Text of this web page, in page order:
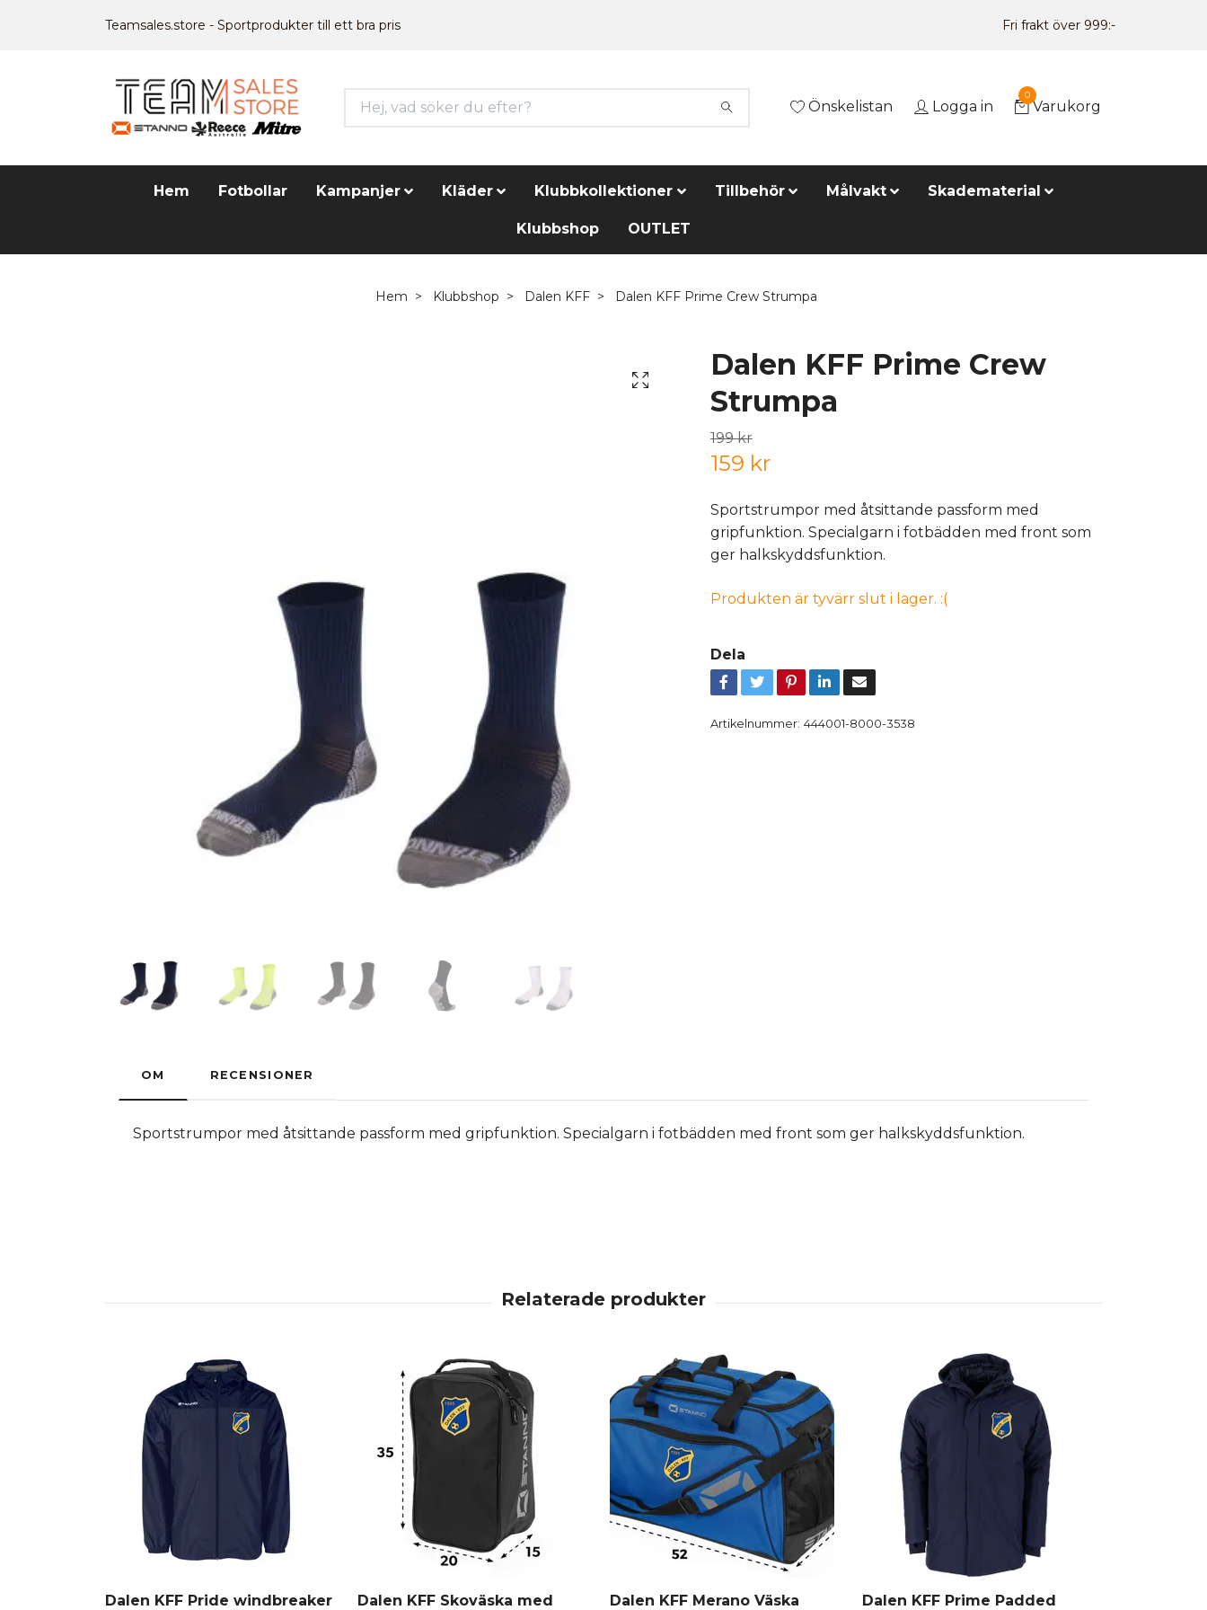
Teamsales.store - Sportprodukter till ett bra pris Fri frakt över 999:-
Önskelistan Logga in
0
Varukorg
Hem Fotbollar Kampanjer Kläder Klubbkollektioner Tillbehör Målvakt Skadematerial
Klubbshop OUTLET
Hem Klubbshop Dalen KFF Dalen KFF Prime Crew Strumpa
Dalen KFF Prime Crew
Strumpa
199 kr
159 kr
Sportstrumpor med åtsittande passform med
gripfunktion. Specialgarn i fotbädden med front som
ger halkskyddsfunktion.
Produkten är tyvärr slut i lager. :(
Dela
Artikelnummer: 444001-8000-3538
OM RECENSIONER
Sportstrumpor med åtsittande passform med gripfunktion. Specialgarn i fotbädden med front som ger halkskyddsfunktion.
Dalen KFF Pride windbreaker
Dalen KFF Skoväska med
Dalen KFF Merano Väska
Dalen KFF Prime Padded